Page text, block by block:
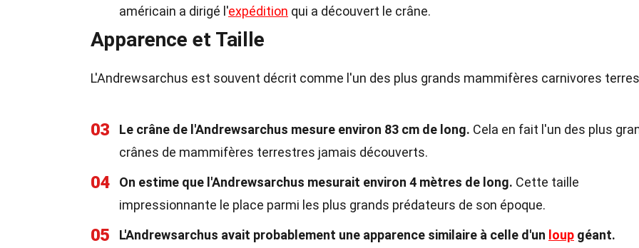
américain a dirigé l'expédition qui a découvert le crâne.
Apparence et Taille
L'Andrewsarchus est souvent décrit comme l'un des plus grands mammifères carnivores
03 Le crâne de l'Andrewsarchus mesure environ 83 cm de long. Cela en fait l'un des plus
crânes de mammifères terrestres jamais découverts.
04 On estime que l'Andrewsarchus mesurait environ 4 mètres de long. Cette taille
impressionnante le place parmi les plus grands prédateurs de son époque.
05 L'Andrewsarchus avait probablement une apparence similaire à celle d'un loup géant.